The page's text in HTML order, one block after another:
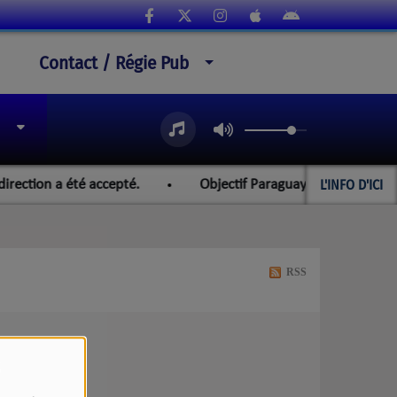
Contact / Régie Pub
L'INFO D'ICI
a été accepté. Objectif Paraguay et les
RSS